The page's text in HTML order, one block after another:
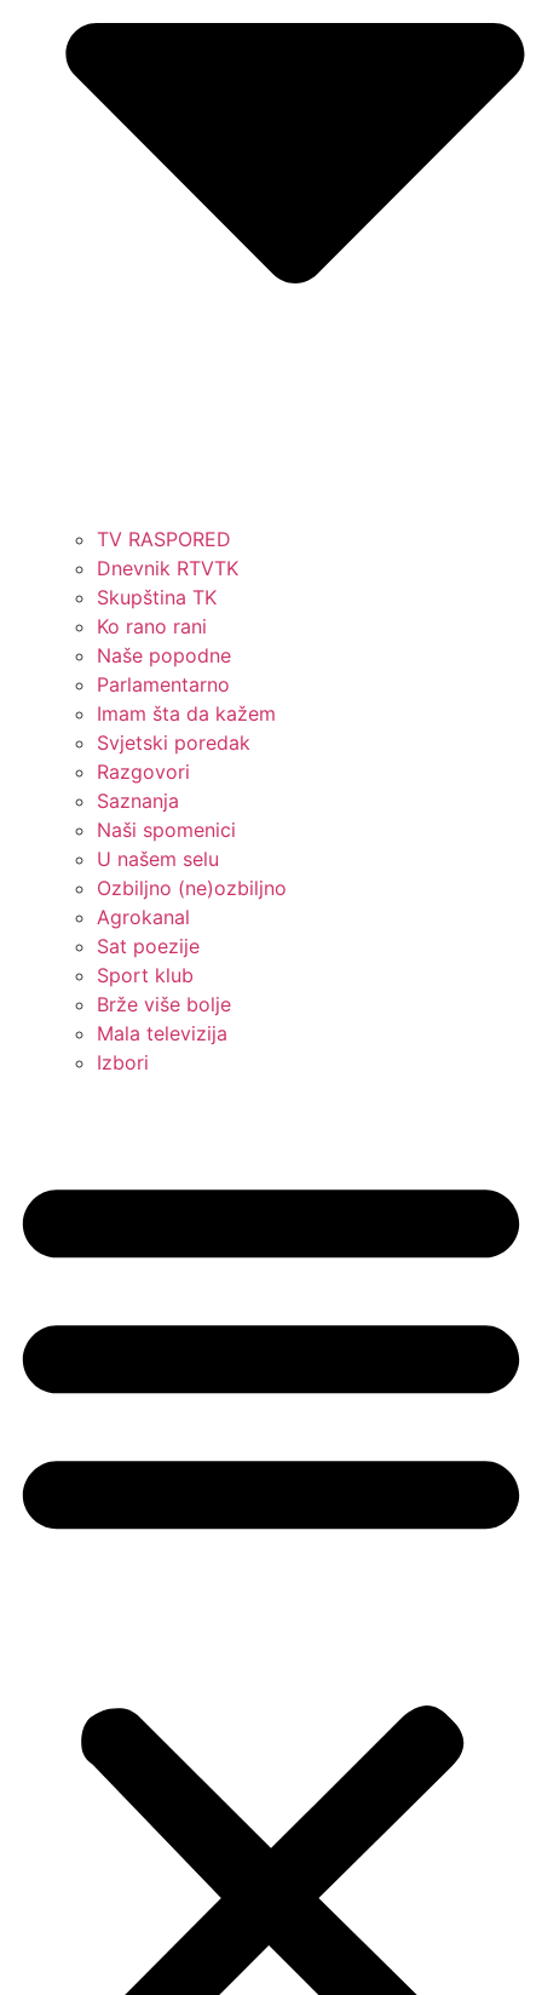
TV RASPORED
Dnevnik RTVTK
Skupština TK
Ko rano rani
Naše popodne
Parlamentarno
Imam šta da kažem
Svjetski poredak
Razgovori
Saznanja
Naši spomenici
U našem selu
Ozbiljno (ne)ozbiljno
Agrokanal
Sat poezije
Sport klub
Brže više bolje
Mala televizija
Izbori